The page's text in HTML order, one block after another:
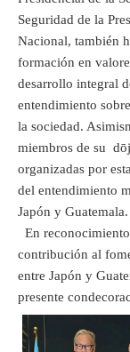
Seguridad de la
Nacional, también
formación en
desarrollo integral
entendimiento
la sociedad.
miembros de su
organizadas por
del entendimiento
Japón y Guatemala.
En
contribución al
entre Japón y
presente